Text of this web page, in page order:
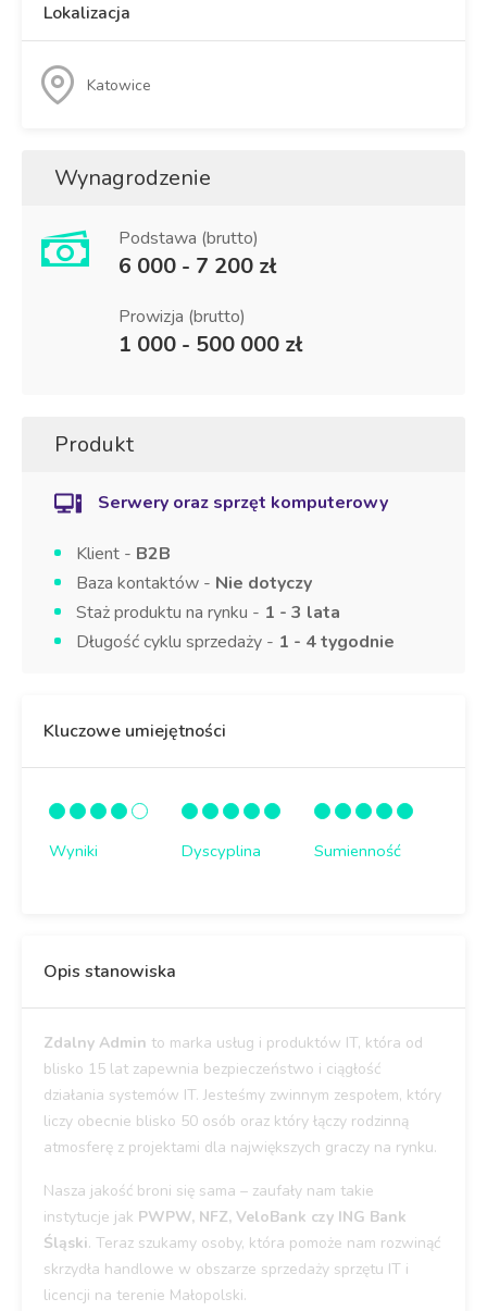
Lokalizacja
Katowice
Wynagrodzenie
Podstawa (brutto)
6 000 - 7 200 zł
Prowizja (brutto)
1 000 - 500 000 zł
Produkt
Serwery oraz sprzęt komputerowy
Klient - B2B
Baza kontaktów - Nie dotyczy
Staż produktu na rynku - 1 - 3 lata
Długość cyklu sprzedaży - 1 - 4 tygodnie
Kluczowe umiejętności
Wyniki Dyscyplina Sumienność
Opis stanowiska
Zdalny Admin to marka usług i produktów IT, która od
blisko 15 lat zapewnia bezpieczeństwo i ciągłość
działania systemów IT. Jesteśmy zwinnym zespołem, który
liczy obecnie blisko 50 osób oraz który łączy rodzinną
atmosferę z projektami dla największych graczy na rynku.
Nasza jakość broni się sama – zaufały nam takie
instytucje jak PWPW, NFZ, VeloBank czy ING Bank
Śląski. Teraz szukamy osoby, która pomoże nam rozwinąć
skrzydła handlowe w obszarze sprzedaży sprzętu IT i
licencji na terenie Małopolski.